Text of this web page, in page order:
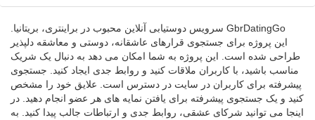
GbrDatingGo سرویس دوستیابی آنلاین محبوب در براینتری، بریتانیا.
این پروژه برای جستجوی قرارهای عاشقانه، دوستی و معاشقه دلپذیر
طراحی شده است. این پروژه به شما امکان می دهد به دنبال یک شریک
مناسب باشید، با کاربران ملاقات کنید و روابط جدی ایجاد کنید. جستجوی
پیشرفته برای کاربران در سایت در دسترس است. علایق خود را مشخص
کنید و یک جستجوی پیشرفته برای یافتن نمایه های هر عضو انجام دهید. در
اینجا می توانید شرکای عشقی، روابط جدی و ارتباطات جالب پیدا کنید. به